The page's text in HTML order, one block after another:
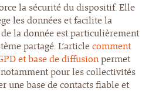
la sécurité du dispositif. Elle
les données et facilite la
la donnée est particulièrement
partagé. L’articlecomment
et base de diffusionpermet
pour les collectivités
une base de contacts fiable et